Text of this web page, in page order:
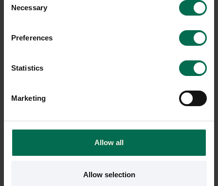
Selection
Necessary
Preferences
Statistics
Marketing
Allow all
Allow selection
Sparar miljön ca 12 kg
Sparar miljön ca 12 kg
Golvlampa Cato Q